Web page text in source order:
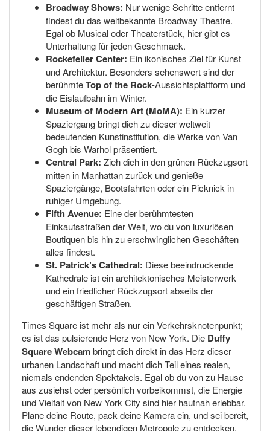
Broadway Shows: Nur wenige Schritte entfernt
findest du das weltbekannte Broadway Theatre.
Egal ob Musical oder Theaterstück, hier gibt es
Unterhaltung für jeden Geschmack.
Rockefeller Center: Ein ikonisches Ziel für Kunst
und Architektur. Besonders sehenswert sind der
berühmteTop of the Rock-Aussichtsplattform und
die Eislaufbahn im Winter.
Museum of Modern Art (MoMA): Ein kurzer
Spaziergang bringt dich zu dieser weltweit
bedeutenden Kunstinstitution, die Werke von Van
Gogh bis Warhol präsentiert.
Central Park: Zieh dich in den grünen Rückzugsort
mitten in Manhattan zurück und genieße
Spaziergänge, Bootsfahrten oder ein Picknick in
ruhiger Umgebung.
Fifth Avenue: Eine der berühmtesten
Einkaufsstraßen der Welt, wo du von luxuriösen
Boutiquen bis hin zu erschwinglichen Geschäften
alles findest.
St. Patrick’s Cathedral: Diese beeindruckende
Kathedrale ist ein architektonisches Meisterwerk
und ein friedlicher Rückzugsort abseits der
geschäftigen Straßen.
Times Square ist mehr als nur ein Verkehrsknotenpunkt;
es ist das pulsierende Herz von New York. Die Duffy
Square Webcambringt dich direkt in das Herz dieser
urbanen Landschaft und macht dich Teil eines realen,
niemals endenden Spektakels. Egal ob du von zu Hause
aus zusiehst oder persönlich vorbeikommst, die Energie
und Vielfalt von New York City sind hier hautnah erlebbar.
Plane deine Route, pack deine Kamera ein, und sei bereit,
die Wunder dieser lebendigen Metropole zu entdecken.